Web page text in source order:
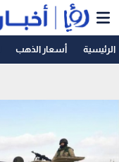
الرئيسية أسعار الذهب